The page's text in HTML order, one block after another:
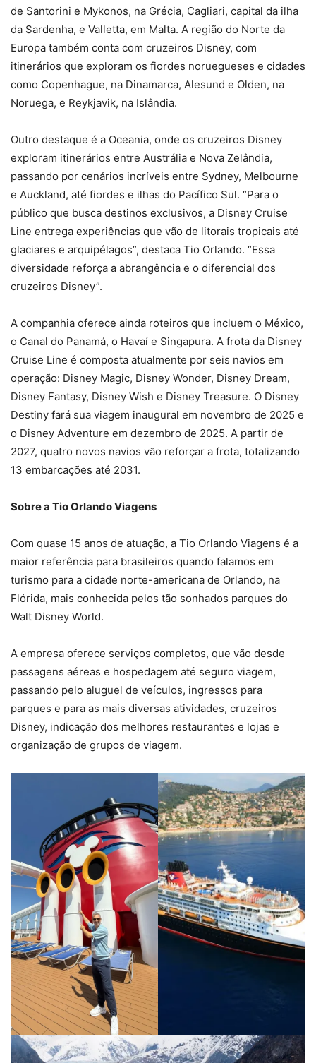
de Santorini e Mykonos, na Grécia, Cagliari, capital da ilha
da Sardenha, e Valletta, em Malta. A região do Norte da
Europa também conta com cruzeiros Disney, com
itinerários que exploram os fiordes noruegueses e cidades
como Copenhague, na Dinamarca, Alesund e Olden, na
Noruega, e Reykjavik, na Islândia.
Outro destaque é a Oceania, onde os cruzeiros Disney
exploram itinerários entre Austrália e Nova Zelândia,
passando por cenários incríveis entre Sydney, Melbourne
e Auckland, até fiordes e ilhas do Pacífico Sul. “Para o
público que busca destinos exclusivos, a Disney Cruise
Line entrega experiências que vão de litorais tropicais até
glaciares e arquipélagos”, destaca Tio Orlando. “Essa
diversidade reforça a abrangência e o diferencial dos
cruzeiros Disney”.
A companhia oferece ainda roteiros que incluem o México,
o Canal do Panamá, o Havaí e Singapura. A frota da Disney
Cruise Line é composta atualmente por seis navios em
operação: Disney Magic, Disney Wonder, Disney Dream,
Disney Fantasy, Disney Wish e Disney Treasure. O Disney
Destiny fará sua viagem inaugural em novembro de 2025 e
o Disney Adventure em dezembro de 2025. A partir de
2027, quatro novos navios vão reforçar a frota, totalizando
13 embarcações até 2031.
Sobre a Tio Orlando Viagens
Com quase 15 anos de atuação, a Tio Orlando Viagens é a
maior referência para brasileiros quando falamos em
turismo para a cidade norte-americana de Orlando, na
Flórida, mais conhecida pelos tão sonhados parques do
Walt Disney World.
A empresa oferece serviços completos, que vão desde
passagens aéreas e hospedagem até seguro viagem,
passando pelo aluguel de veículos, ingressos para
parques e para as mais diversas atividades, cruzeiros
Disney, indicação dos melhores restaurantes e lojas e
organização de grupos de viagem.